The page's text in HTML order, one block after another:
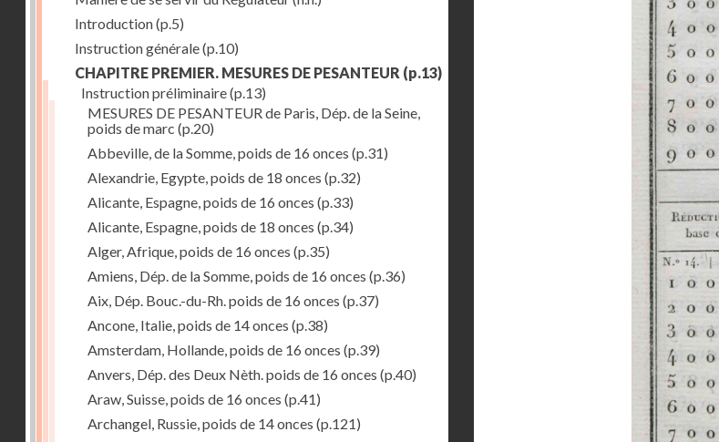
Introduction(p.5)
Instruction générale(p.10)
CHAPITRE PREMIER. MESURES DE PESANTEUR (p.13)
Instruction préliminaire(p.13)
MESURES DE PESANTEUR de Paris, Dép. de la Seine,
poids de marc (p.20)
Abbeville, de la Somme, poids de 16 onces (p.31)
Alexandrie, Egypte, poids de 18 onces (p.32)
Alicante, Espagne, poids de 16 onces (p.33)
Alicante, Espagne, poids de 18 onces (p.34)
Alger, Afrique, poids de 16 onces (p.35)
Amiens, Dép. de la Somme, poids de 16 onces (p.36)
Aix, Dép. Bouc.-du-Rh. poids de 16 onces (p.37)
Ancone, Italie, poids de 14 onces (p.38)
Amsterdam, Hollande, poids de 16 onces (p.39)
Anvers, Dép. des Deux Nèth. poids de 16 onces (p.40)
Araw, Suisse, poids de 16 onces (p.41)
Archangel, Russie, poids de 14 onces (p.121)